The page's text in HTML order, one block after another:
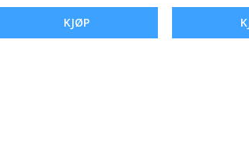
KJØP